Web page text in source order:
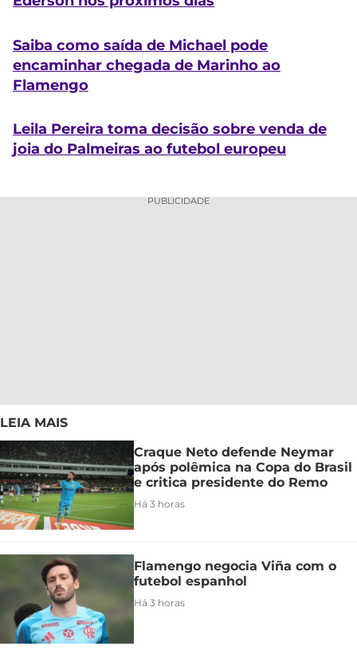
Saiba como saída de Michael pode
encaminhar chegada de Marinho ao
Flamengo
Leila Pereira toma decisão sobre venda de
joia do Palmeiras ao futebol europeu
PUBLICIDADE
LEIA MAIS
Craque Neto defende Neymar
após polêmica na Copa do Brasil
e critica presidente do Remo
Há 3 horas
Flamengo negocia Viña com o
futebol espanhol
Há 3 horas